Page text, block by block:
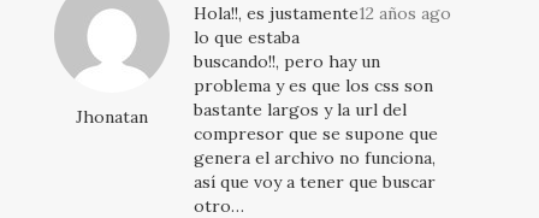
Jhonatan
12 años ago
Hola!!, es justamente
lo que estaba
buscando!!, pero hay un
problema y es que los css son
bastante largos y la url del
compresor que se supone que
genera el archivo no funciona,
así que voy a tener que buscar
otro…